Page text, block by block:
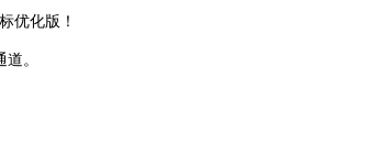
优化版！
。